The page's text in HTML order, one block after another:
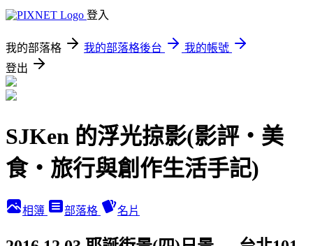
登入
我的部落格 我的部落格後台
我的帳號
登出
SJKen 的浮光掠影(影評‧美
食‧旅行與創作生活手記)
相簿 部落格 名片